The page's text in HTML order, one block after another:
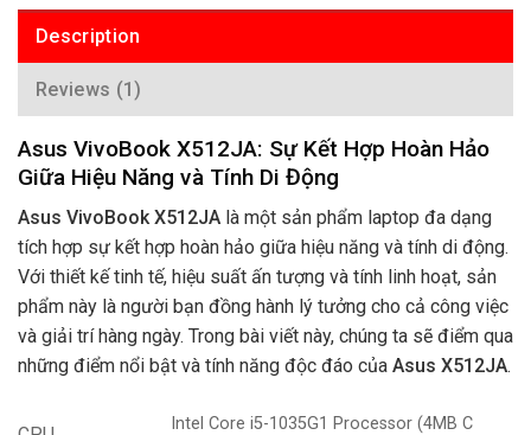
Description
Reviews (1)
Asus VivoBook X512JA: Sự Kết Hợp Hoàn Hảo
Giữa Hiệu Năng và Tính Di Động
Asus VivoBook X512JA là một sản phẩm laptop đa dạng
tích hợp sự kết hợp hoàn hảo giữa hiệu năng và tính di động.
Với thiết kế tinh tế, hiệu suất ấn tượng và tính linh hoạt, sản
phẩm này là người bạn đồng hành lý tưởng cho cả công việc
và giải trí hàng ngày. Trong bài viết này, chúng ta sẽ điểm qua
những điểm nổi bật và tính năng độc đáo của Asus X512JA.
Intel Core i5-1035G1 Processor (4MB C